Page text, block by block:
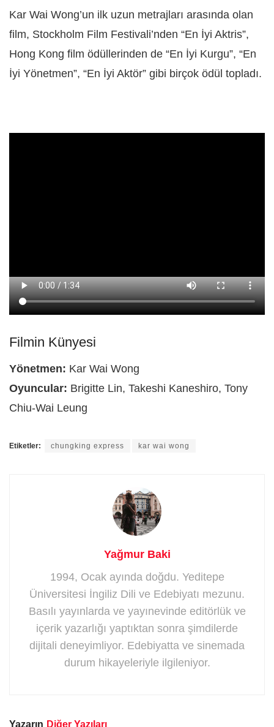
Kar Wai Wong’un ilk uzun metrajları arasında olan
film, Stockholm Film Festivali’nden “En İyi Aktris”,
Hong Kong film ödüllerinden de “En İyi Kurgu”, “En
İyi Yönetmen”, “En İyi Aktör” gibi birçok ödül topladı.
Filmin Künyesi
Yönetmen: Kar Wai Wong
Oyuncular: Brigitte Lin, Takeshi Kaneshiro, Tony
Chiu-Wai Leung
Etiketler: chungking express kar wai wong
Yağmur Baki
1994, Ocak ayında doğdu. Yeditepe
Üniversitesi İngiliz Dili ve Edebiyatı mezunu.
Basılı yayınlarda ve yayınevinde editörlük ve
içerik yazarlığı yaptıktan sonra şimdilerde
dijitali deneyimliyor. Edebiyatta ve sinemada
durum hikayeleriyle ilgileniyor.
Yazarın Diğer Yazıları